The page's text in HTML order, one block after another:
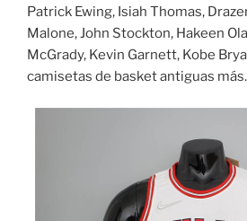
Patrick Ewing, Isiah Thomas,
Malone, John Stockton, Hakeen
McGrady, Kevin Garnett, Kobe
camisetas de basket antiguas más.